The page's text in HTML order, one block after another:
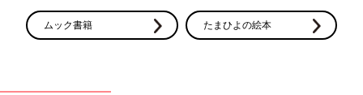
namichanさんは壁掛けできるワイヤーネットをインテリアに活
用しています。お気に入りのものや写真を飾って楽しめるのがい
ムック書籍 たまひよの絵本